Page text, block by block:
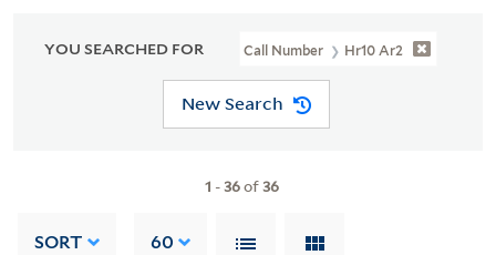
YOU SEARCHED FOR Call Number Hr10 Ar2
New Search
1 -36of36
SORT 60